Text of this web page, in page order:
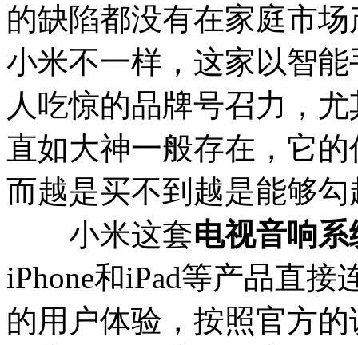
的缺陷都没有在家庭市
小米不一样，这家以智
人吃惊的品牌号召力，
直如大神一般存在，它
而越是买不到越是能够
小米这套电视音响系
iPhone和iPad等产品直
的用户体验，按照官方